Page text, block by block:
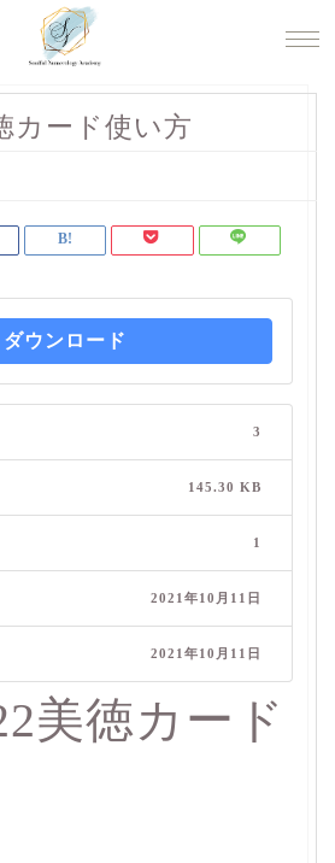
カード使い方
ダウンロード
3
145.30 KB
1
2021年10月11日
2021年10月11日
美徳カード